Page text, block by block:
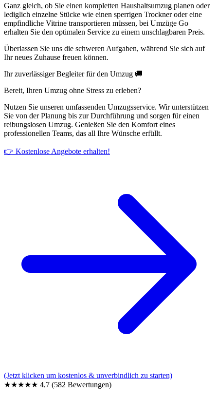
Ganz gleich, ob Sie einen kompletten Haushaltsumzug planen oder
lediglich einzelne Stücke wie einen sperrigen Trockner oder eine
empfindliche Vitrine transportieren müssen, bei Umzüge Go
erhalten Sie den optimalen Service zu einem unschlagbaren Preis.
Überlassen Sie uns die schweren Aufgaben, während Sie sich auf
Ihr neues Zuhause freuen können.
Ihr zuverlässiger Begleiter für den Umzug 🚚
Bereit, Ihren Umzug ohne Stress zu erleben?
Nutzen Sie unseren umfassenden Umzugsservice. Wir unterstützen
Sie von der Planung bis zur Durchführung und sorgen für einen
reibungslosen Umzug. Genießen Sie den Komfort eines
professionellen Teams, das all Ihre Wünsche erfüllt.
👉 Kostenlose Angebote erhalten!
(Jetzt klicken um kostenlos & unverbindlich zu starten)
★★★★★ 4,7 (582 Bewertungen)